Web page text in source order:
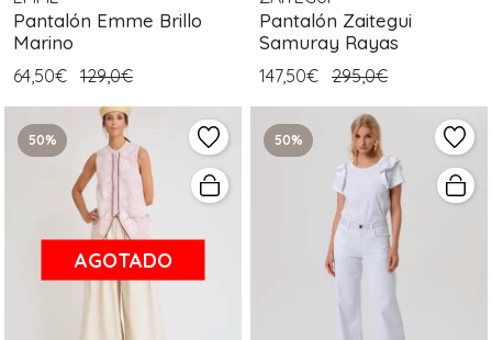
Pantalón Emme Brillo
Marino
64,50€ 129,0€
Pantalón Zaitegui
Samuray Rayas
147,50€ 295,0€
50%
AGOTADO
50%